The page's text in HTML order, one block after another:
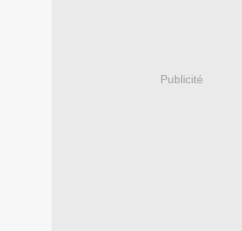
Publicité